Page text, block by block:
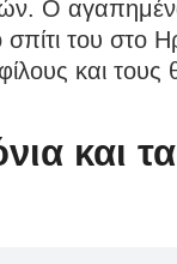
Ο
του στο
και
και